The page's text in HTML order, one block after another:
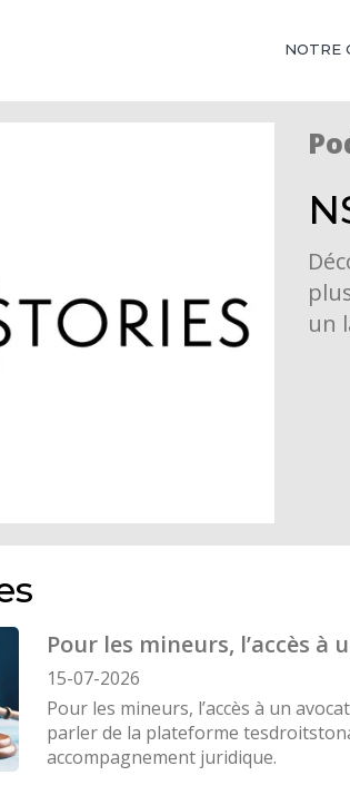
NOTRE
un
Pour les mineurs, l’accès
15-07-2026
Pour les mineurs, l’accès à un
parler de la plateforme
accompagnement juridique.